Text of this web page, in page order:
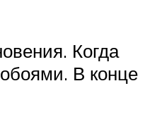
Когда
В конце